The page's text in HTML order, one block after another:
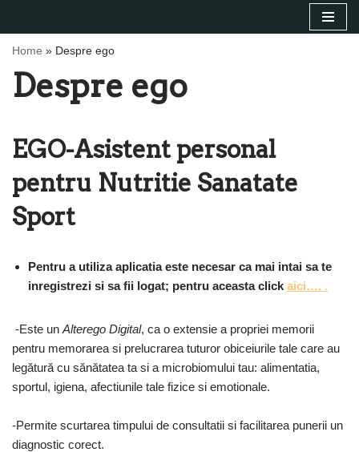
conținut
Home » Despre ego
Despre ego
EGO-Asistent personal
pentru Nutritie Sanatate
Sport
Pentru a utiliza aplicatia este necesar ca mai intai sa te
inregistrezi si sa fii logat; pentru aceasta click aici…. .
-Este un Alterego Digital, ca o extensie a propriei memorii
pentru memorarea si prelucrarea tuturor obiceiurile tale care au
legătură cu sănătatea ta si a microbiomului tau: alimentatia,
sportul, igiena, afectiunile tale fizice si emotionale.
-Permite scurtarea timpului de consultatii si facilitarea punerii un
diagnostic corect.